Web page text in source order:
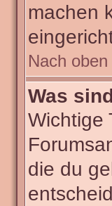
machen
Nach oben
Was
Wichtige
die du